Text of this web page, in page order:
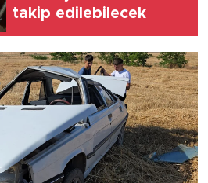
takip edilebilecek